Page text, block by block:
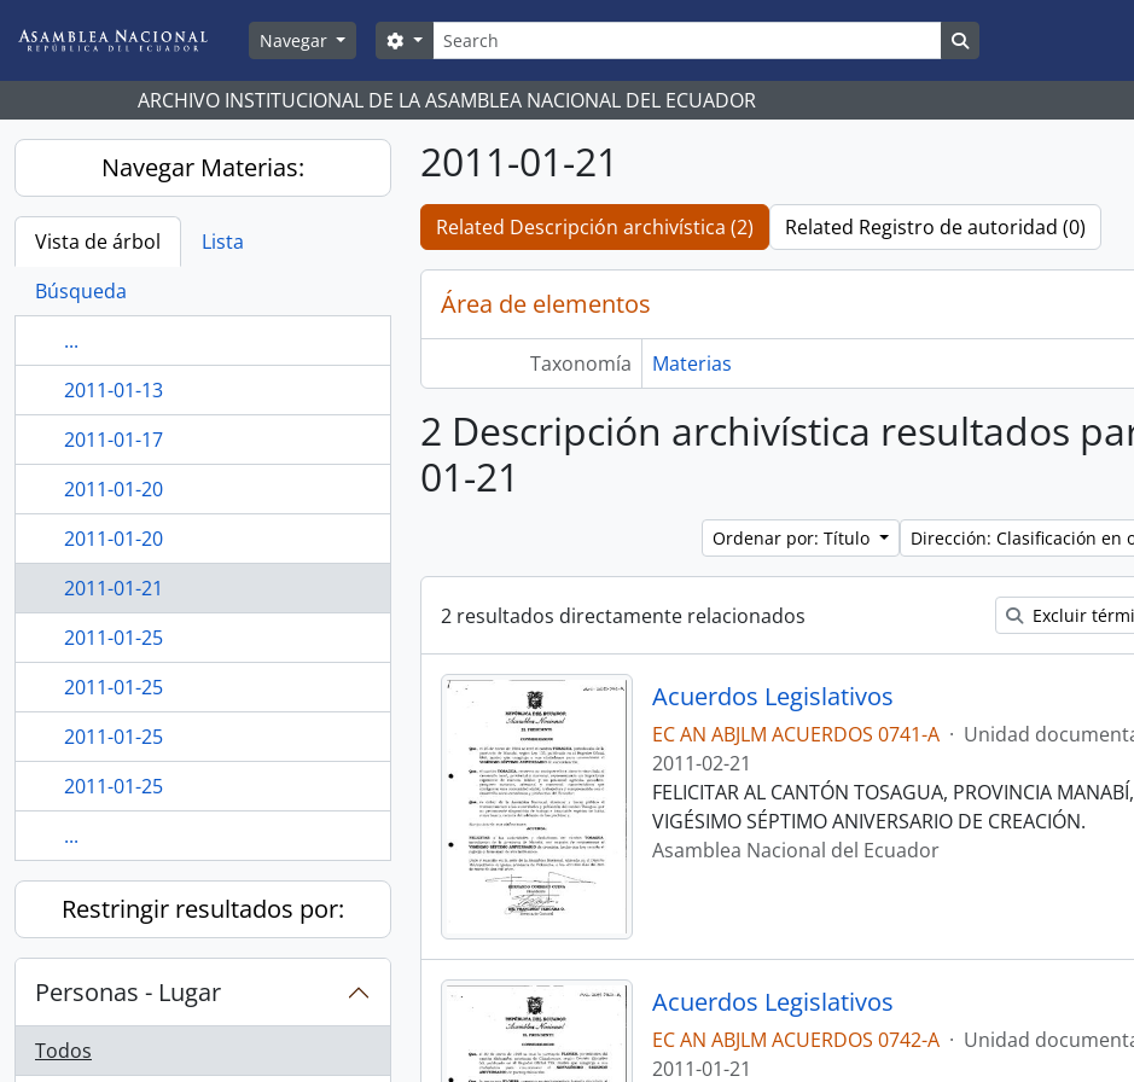
Navegar
Búsqueda
Search options
ARCHIVO INSTITUCIONAL DE LA ASAMBLEA NACIONAL DEL ECUADOR
Navegar Materias:
Vista de árbol
Lista
Búsqueda
...
2011-01-13
2011-01-17
2011-01-20
2011-01-20
2011-01-21
2011-01-25
2011-01-25
2011-01-25
2011-01-25
...
Restringir resultados por:
Personas - Lugar
Todos
2011-01-21
Related Descripción archivística (2) Related Registro de autoridad (0)
Área de elementos
Taxonomía Materias
2 Descripción archivística resultados
01-21
Ordenar por: Título Dirección: Clasificación en
2 resultados directamente relacionados Excluir
Acuerdos Legislativos
EC AN ABJLM ACUERDOS 0741-A · Unidad
2011-02-21
FELICITAR AL CANTÓN TOSAGUA, PROVINCIA
VIGÉSIMO SÉPTIMO ANIVERSARIO DE CREACIÓN.
Asamblea Nacional del Ecuador
Acuerdos Legislativos
EC AN ABJLM ACUERDOS 0742-A · Unidad
2011-01-21